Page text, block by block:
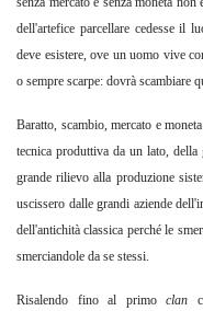
dell'artefice parcellare cedesse il
deve esistere, ove un uomo vive
o sempre scarpe: dovrà scambiare
Baratto, scambio, mercato e
tecnica produttiva da un lato,
grande rilievo alla produzione
uscissero dalle grandi aziende
dell'antichità classica perché le
smerciandole da se stessi.
Risalendo fino al primoclan